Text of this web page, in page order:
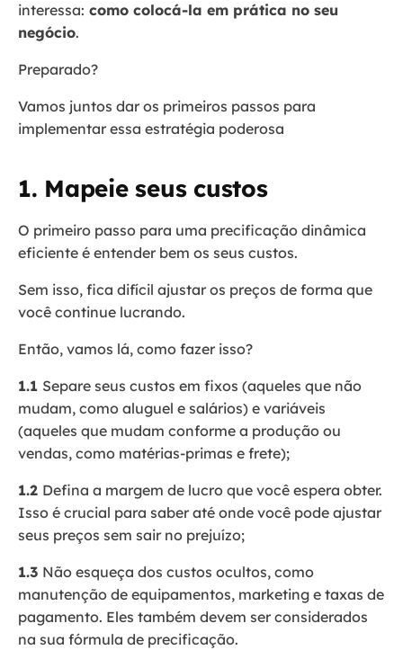
interessa: como colocá-la em prática no seu
negócio.
Preparado?
Vamos juntos dar os primeiros passos para
implementar essa estratégia poderosa
1. Mapeie seus custos
O primeiro passo para uma precificação dinâmica
eficiente é entender bem os seus custos.
Sem isso, fica difícil ajustar os preços de forma que
você continue lucrando.
Então, vamos lá, como fazer isso?
1.1 Separe seus custos em fixos (aqueles que não
mudam, como aluguel e salários) e variáveis
(aqueles que mudam conforme a produção ou
vendas, como matérias-primas e frete);
1.2 Defina a margem de lucro que você espera obter.
Isso é crucial para saber até onde você pode ajustar
seus preços sem sair no prejuízo;
1.3 Não esqueça dos custos ocultos, como
manutenção de equipamentos, marketing e taxas de
pagamento. Eles também devem ser considerados
na sua fórmula de precificação.